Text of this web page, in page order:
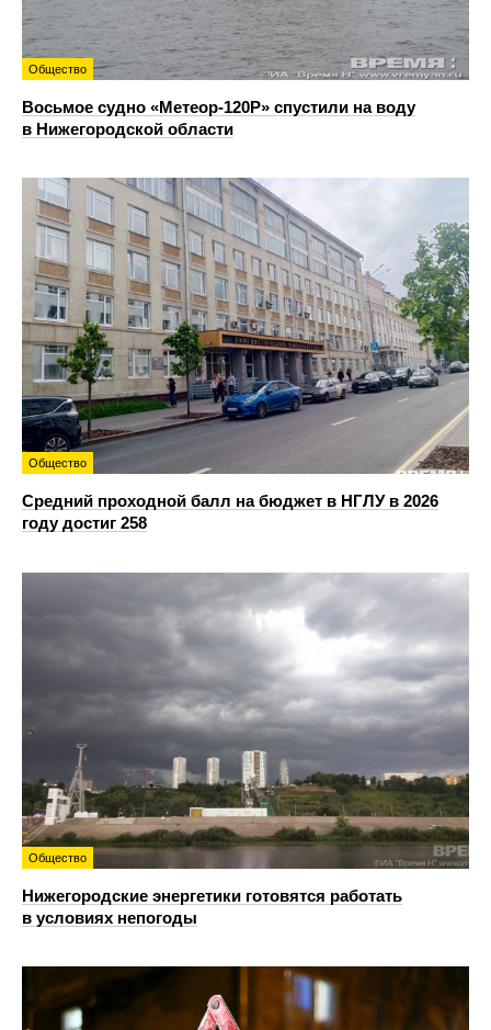
Общество
Восьмое судно «Метеор-120Р» спустили на воду
в Нижегородской области
Общество
Средний проходной балл на бюджет в НГЛУ в 2026
году достиг 258
Общество
Нижегородские энергетики готовятся работать
в условиях непогоды